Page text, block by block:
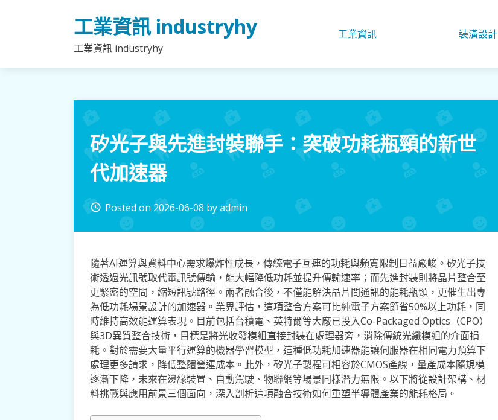
工業資訊 industryhy
工業資訊 industryhy
工業資訊 裝潢設計
矽光子與先進封裝聯手：突破功耗瓶頸的新世
代加速器
access_time Posted on2026-06-08 byadmin
隨著AI運算與資料中心需求爆炸性成長，傳統電子互連的功耗與頻寬限制日益嚴峻。矽光子技
術透過光訊號取代電訊號傳輸，能大幅降低功耗並提升傳輸速率；而先進封裝則將晶片整合至
更緊密的空間，縮短訊號路徑。兩者融合後，不僅能解決晶片間通訊的能耗瓶頸，更催生出專
為低功耗場景設計的加速器。業界評估，這項整合方案可比純電子方案節省50%以上功耗，同
時維持高效能運算表現。目前包括台積電、英特爾等大廠已投入Co-Packaged Optics（CPO）
與3D異質整合技術，目標是將光收發模組直接封裝在處理器旁，消除傳統光纖模組的介面損
耗。對於需要大量平行運算的機器學習模型，這種低功耗加速器能讓伺服器在相同電力預算下
處理更多請求，降低整體營運成本。此外，矽光子製程可相容於CMOS產線，量產成本隨規模
逐漸下降，未來在邊緣裝置、自動駕駛、物聯網等場景同樣潛力無限。以下將從設計架構、材
料挑戰與應用前景三個面向，深入剖析這項融合技術如何重塑半導體產業的能耗格局。